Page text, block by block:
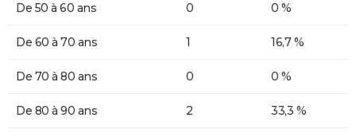
De 50 à 60 ans 0 0 %
De 60 à 70 ans 1 16,7 %
De 70 à 80 ans 0 0 %
De 80 à 90 ans 2 33,3 %